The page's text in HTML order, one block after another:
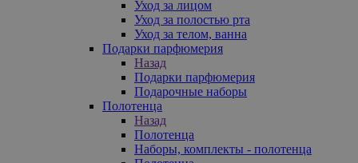
Уход за лицом
Уход за полостью рта
Уход за телом, ванна
Подарки парфюмерия
Назад
Подарки парфюмерия
Подарочные наборы
Полотенца
Назад
Полотенца
Наборы, комплекты - полотенца